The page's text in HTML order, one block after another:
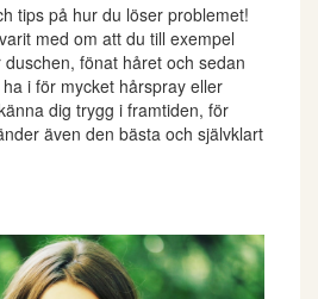
tips på hur du löser problemet!
med om att du till exempel
fönat håret och sedan
i för mycket hårspray eller
dig trygg i framtiden, för
även den bästa och självklart